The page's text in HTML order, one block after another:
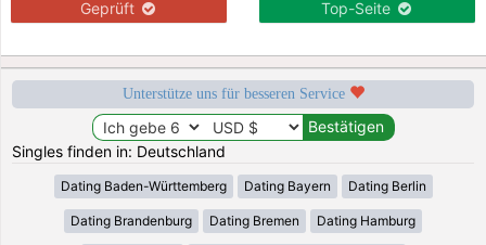
Geprüft Top-Seite
Unterstütze uns für besseren Service
Singles finden in: Deutschland
Dating Baden-Württemberg Dating Bayern Dating Berlin
Dating Brandenburg Dating Bremen Dating Hamburg